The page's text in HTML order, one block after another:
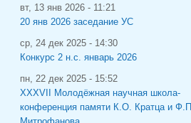
вт, 13 янв 2026 - 11:21
20 янв 2026 заседание УС
ср, 24 дек 2025 - 14:30
Конкурс 2 н.с. январь 2026
пн, 22 дек 2025 - 15:52
XXXVII Молодёжная научная школа-
конференция памяти К.О. Кратца и Ф.П.